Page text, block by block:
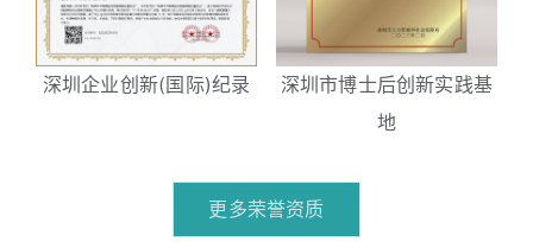
深圳企业创新(国际)纪录
深圳市博士后创新实践基
地
更多荣誉资质